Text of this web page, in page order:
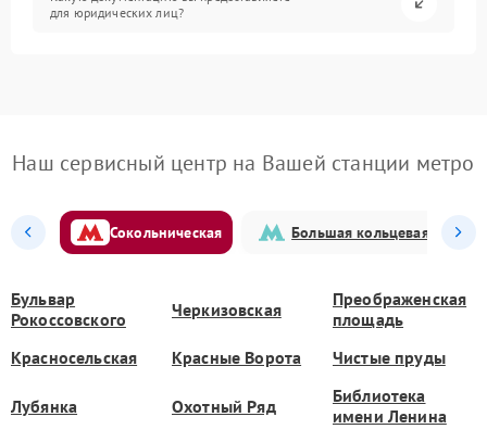
для юридических лиц?
Наш сервисный центр на Вашей станции метро
Сокольническая Большая кольцевая
Бульвар
Рокоссовского
Черкизовская
Преображенская
площадь
Красносельская
Красные Ворота Чистые пруды
Лубянка Охотный Ряд
Библиотека
имени Ленина